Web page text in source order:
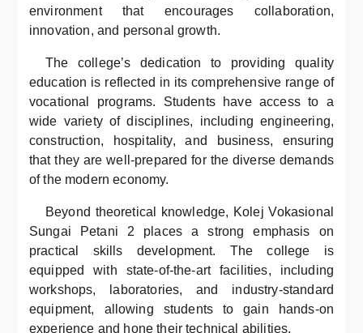
environment that encourages collaboration,
innovation, and personal growth.
The college’s dedication to providing quality
education is reflected in its comprehensive range of
vocational programs. Students have access to a
wide variety of disciplines, including engineering,
construction, hospitality, and business, ensuring
that they are well-prepared for the diverse demands
of the modern economy.
Beyond theoretical knowledge, Kolej Vokasional
Sungai Petani 2 places a strong emphasis on
practical skills development. The college is
equipped with state-of-the-art facilities, including
workshops, laboratories, and industry-standard
equipment, allowing students to gain hands-on
experience and hone their technical abilities.